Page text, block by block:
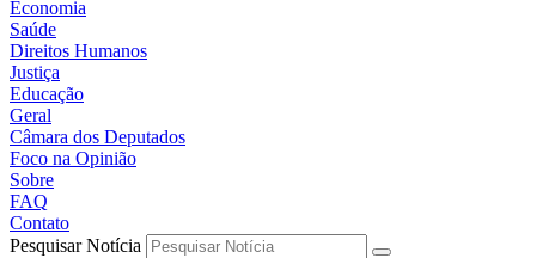
Economia
Saúde
Direitos Humanos
Justiça
Educação
Geral
Câmara dos Deputados
Foco na Opinião
Sobre
FAQ
Contato
Pesquisar Notícia